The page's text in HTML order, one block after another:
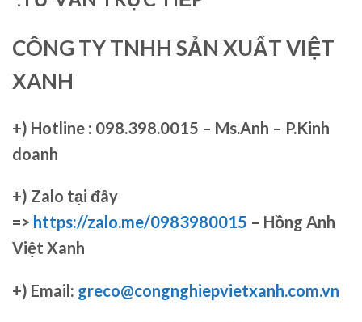
CÔNG TY TNHH SẢN XUẤT VIỆT
XANH
+) Hotline : 098.398.0015 – Ms.Anh – P.Kinh
doanh
+) Zalo tại đây
=> https://zalo.me/0983980015 – Hồng Anh
Việt Xanh
+) Email: greco@congnghiepvietxanh.com.vn